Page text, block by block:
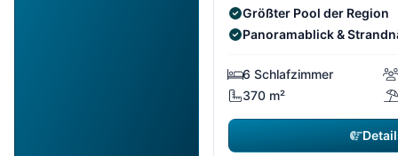
Größter Pool der Region
Panoramablick &
6 Schlafzimmer
370 m²